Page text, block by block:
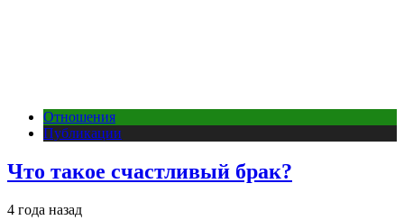
Отношения
Публикации
Что такое счастливый брак?
4 года назад